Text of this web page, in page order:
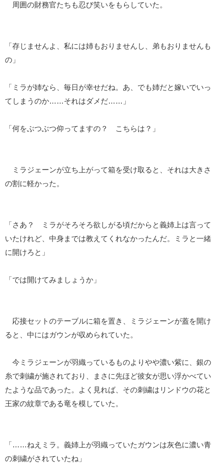
周囲の財務官たちも忍び笑いをもらしていた。
「存じませんよ、私には姉もおりませんし、弟もおりませんも
の」
「ミラが姉なら、毎日が幸せだね。あ、でも姉だと嫁いでいっ
てしまうのか……それはダメだ……」
「何をぶつぶつ仰ってますの？ こちらは？」
ミラジェーンが立ち上がって箱を受け取ると、それは大きさ
の割に軽かった。
「さあ？ ミラがそろそろ欲しがる頃だからと義姉上は言って
いたけれど、中身までは教えてくれなかったんだ。ミラと一緒
に開けろと」
「では開けてみましょうか」
応接セットのテーブルに箱を置き、ミラジェーンが蓋を開け
ると、中にはガウンが収められていた。
今ミラジェーンが羽織っているものよりやや濃い紫に、銀の
糸で刺繍が施されており、まさに先ほど彼女が思い浮かべてい
たような品であった。よく見れば、その刺繍はリンドウの花と
王家の紋章である竜を模していた。
「……ねえミラ。義姉上が羽織っていたガウンは灰色に濃い青
の刺繍がされていたね」